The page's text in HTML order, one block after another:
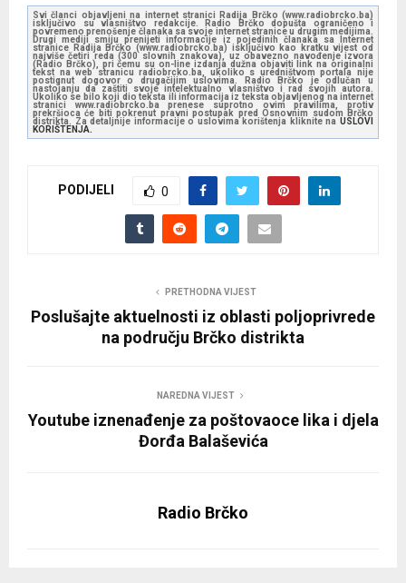
d
o
P
a
Svi članci objavljeni na internet stranici Radija Brčko (www.radiobrcko.ba)
isključivo su vlasništvo redakcije. Radio Brčko dopušta ograničeno i
povremeno prenošenje članaka sa svoje internet stranice u drugim medijima.
Drugi mediji smiju prenijeti informacije iz pojedinih članaka sa Internet
stranice Radija Brčko (www.radiobrcko.ba) isključivo kao kratku vijest od
najviše četiri reda (300 slovnih znakova), uz obavezno navođenje izvora
(Radio Brčko), pri čemu su on-line izdanja dužna objaviti link na originalni
tekst na web stranicu radiobrcko.ba, ukoliko s uredništvom portala nije
postignut dogovor o drugačijim uslovima. Radio Brčko je odlučan u
nastojanju da zaštiti svoje intelektualno vlasništvo i rad svojih autora.
Ukoliko se bilo koji dio teksta ili informacija iz teksta objavljenog na internet
stranici www.radiobrcko.ba prenese suprotno ovim pravilima, protiv
prekršioca će biti pokrenut pravni postupak pred Osnovnim sudom Brčko
distrikta. Za detaljnije informacije o uslovima korištenja kliknite na USLOVI
KORIŠTENJA.
PODIJELI 0
PRETHODNA VIJEST
Poslušajte aktuelnosti iz oblasti poljoprivrede
na području Brčko distrikta
NAREDNA VIJEST
Youtube iznenađenje za poštovaoce lika i djela
Đorđa Balaševića
Radio Brčko